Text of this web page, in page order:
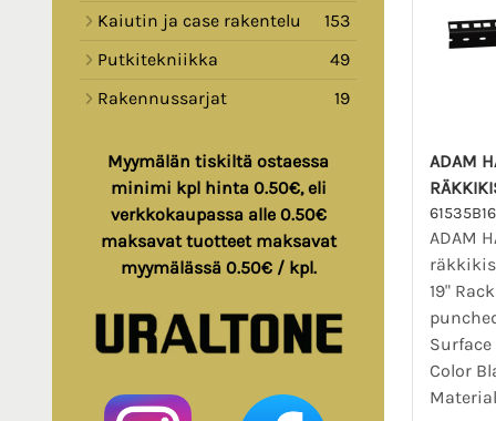
Kaiutin ja case rakentelu
153
Putkitekniikka
49
Rakennussarjat
19
Myymälän tiskiltä ostaessa
minimi kpl hinta 0.50€, eli
verkkokaupassa alle 0.50€
maksavat tuotteet maksavat
myymälässä 0.50€ / kpl.
ADAM
61535B16
ADAM
19"
Surface
Color